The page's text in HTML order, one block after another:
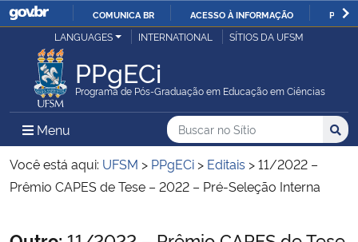
IR
COMUNICA BR ACESSO À INFORMAÇÃO
Ministério da Justiça e Segurança Pública
Ministério da Defesa
Ministério das Relações Exteriores
LANGUAGES INTERNATIONAL SÍTIOS DA UFSM
PPgECi
Programa de Pós-Graduação em Educação em Ciências
Menu Menu Principal do Sítio
Busca
Buscar no no Sítio
Busca:
Você está aqui: UFSM > PPgECi > Editais >11/2022 –
Prêmio CAPES de Tese – 2022 – Pré-Seleção Interna
Início do conteúdo